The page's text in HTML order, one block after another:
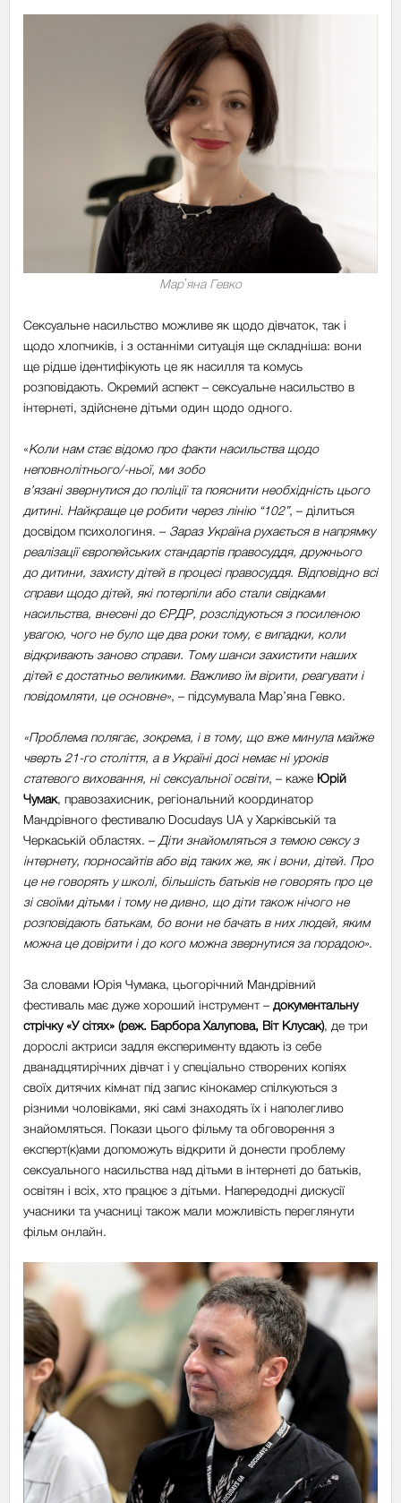
Марʼяна Гевко
Сексуальне насильство можливе як щодо дівчаток, так і
щодо хлопчиків, і з останніми ситуація ще складніша: вони
ще рідше ідентифікують це як насилля та комусь
розповідають. Окремий аспект – сексуальне насильство в
інтернеті, здійснене дітьми один щодо одного.
«Коли нам стає відомо про факти насильства щодо
неповнолітнього/-ньої, ми зобо
в’язані звернутися до поліції та пояснити необхідність цього
дитині. Найкраще це робити через лінію “102”, – ділиться
досвідом психологиня. – Зараз Україна рухається в напрямку
реалізації європейських стандартів правосуддя, дружнього
до дитини, захисту дітей в процесі правосуддя. Відповідно всі
справи щодо дітей, які потерпіли або стали свідками
насильства, внесені до ЄРДР, розслідуються з посиленою
увагою, чого не було ще два роки тому, є випадки, коли
відкривають заново справи. Тому шанси захистити наших
дітей є достатньо великими. Важливо їм вірити, реагувати і
повідомляти, це основне», – підсумувала Мар’яна Гевко.
«Проблема полягає, зокрема, і в тому, що вже минула майже
чверть 21-го століття, а в Україні досі немає ні уроків
статевого виховання, ні сексуальної освіти, – каже Юрій
Чумак, правозахисник, регіональний координатор
Мандрівного фестивалю Docudays UA у Харківській та
Черкаській областях. – Діти знайомляться з темою сексу з
інтернету, порносайтів або від таких же, як і вони, дітей. Про
це не говорять у школі, більшість батьків не говорять про це
зі своїми дітьми і тому не дивно, що діти також нічого не
розповідають батькам, бо вони не бачать в них людей, яким
можна це довірити і до кого можна звернутися за порадою».
За словами Юрія Чумака, цьогорічний Мандрівний
фестиваль має дуже хороший інструмент – документальну
стрічку «У сітях» (реж. Барбора Халупова, Віт Клусак), де три
дорослі актриси задля експерименту вдають із себе
дванадцятирічних дівчат і у спеціально створених копіях
своїх дитячих кімнат під запис кінокамер спілкуються з
різними чоловіками, які самі знаходять їх і наполегливо
знайомляться. Покази цього фільму та обговорення з
експерт(к)ами допоможуть відкрити й донести проблему
сексуального насильства над дітьми в інтернеті до батьків,
освітян і всіх, хто працює з дітьми. Напередодні дискусії
учасники та учасниці також мали можливість переглянути
фільм онлайн.